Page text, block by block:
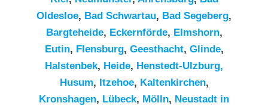
Oldesloe, Bad Schwartau, Bad Segeberg,
Bargteheide, Eckernförde, Elmshorn,
Eutin, Flensburg, Geesthacht, Glinde,
Halstenbek, Heide, Henstedt-Ulzburg,
Husum, Itzehoe, Kaltenkirchen,
Kronshagen, Lübeck, Mölln, Neustadt in